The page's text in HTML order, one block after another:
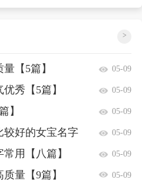
>
【5篇】 05-09
秀【5篇】 05-09
】 05-09
较好的女宝名字
05-09
用【八篇】 05-09
量【9篇】 05-09